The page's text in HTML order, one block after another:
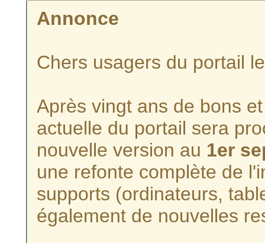
Annonce
Chers usagers du portail
Après vingt ans de bons
actuelle du portail sera
nouvelle version au 1er
une refonte complète de
supports (ordinateurs,
également de nouvelles